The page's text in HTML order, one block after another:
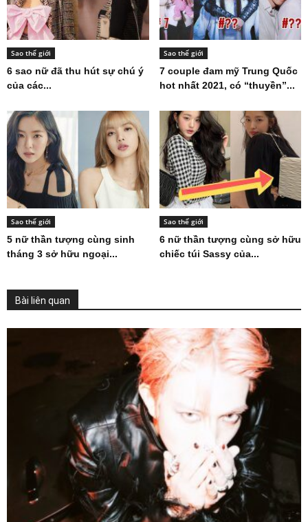
Sao thế giới
6 sao nữ đã thu hút sự chú ý
của các...
Sao thế giới
7 couple đam mỹ Trung Quốc
hot nhất 2021, có “thuyền”...
Sao thế giới
5 nữ thần tượng cùng sinh
tháng 3 sở hữu ngoại...
Sao thế giới
6 nữ thần tượng cùng sở hữu
chiếc túi Sassy của...
Bài liên quan